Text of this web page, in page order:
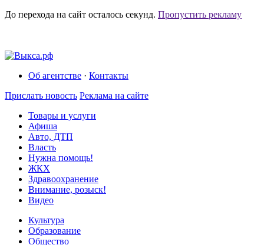
До перехода на сайт осталось секунд. Пропустить рекламу
Об агентстве · Контакты
Прислать новость Реклама на сайте
Товары и услуги
Афиша
Авто, ДТП
Власть
Нужна помощь!
ЖКХ
Здравоохранение
Внимание, розыск!
Видео
Культура
Образование
Общество